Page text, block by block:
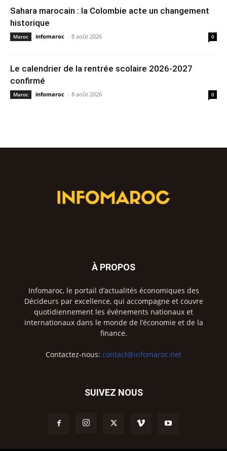
Sahara marocain : la Colombie acte un changement
historique
Maroc infomaroc - 8 août 2026 0
Le calendrier de la rentrée scolaire 2026-2027
confirmé
Maroc infomaroc - 8 août 2026 0
À PROPOS
Infomaroc, le portail d’actualités économiques des
Décideurs par excellence, qui accompagne et couvre
quotidiennement les événements nationaux et
internationaux dans le monde de l’économie et de la
finance.
Contactez-nous: contact@infomaroc.net
SUIVEZ NOUS